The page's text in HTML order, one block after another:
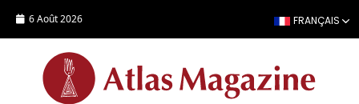
6 Août 2026 FRANÇAIS